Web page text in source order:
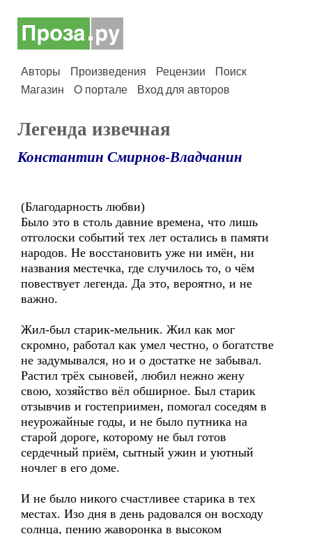
Авторы Произведения Рецензии
Поиск
Магазин
О портале Вход для авторов
Легенда извечная
Константин Смирнов-Владчанин
(Благодарность любви)
Было это в столь давние времена, что лишь
отголоски событий тех лет остались в памяти
народов. Не восстановить уже ни имён, ни
названия местечка, где случилось то, о чём
повествует легенда. Да это, вероятно, и не
важно.
Жил-был старик-мельник. Жил как мог
скромно, работал как умел честно, о богатстве
не задумывался, но и о достатке не забывал.
Растил трёх сыновей, любил нежно жену
свою, хозяйство вёл обширное. Был старик
отзывчив и гостеприимен, помогал соседям в
неурожайные годы, и не было путника на
старой дороге, которому не был готов
сердечный приём, сытный ужин и уютный
ночлег в его доме.
И не было никого счастливее старика в тех
местах. Изо дня в день радовался он восходу
солнца, пению жаворонка в высоком